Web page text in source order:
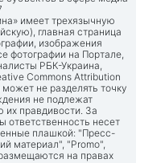
имеет трехязычную
главная страница
изображения
фотографии на Портале,
РБК-Украина,
Commons Attribution
не разделять точку
не подлежат
правдивости. За
ответственность несет
плашкой: "Пресс-
материал", "Promo",
на правах